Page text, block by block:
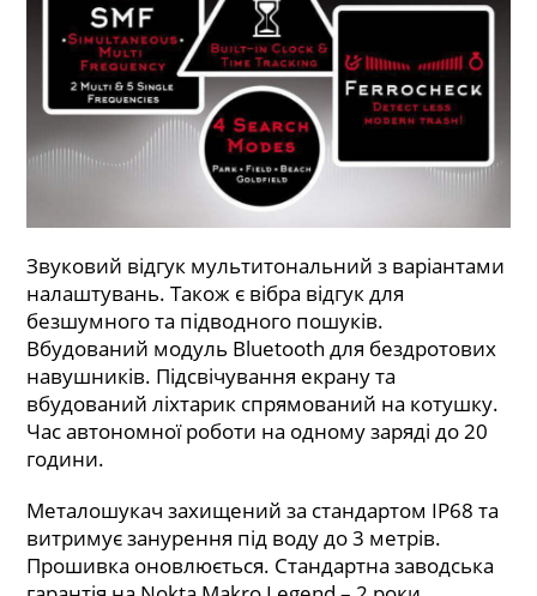
Звуковий відгук мультитональний з варіантами
налаштувань. Також є вібра відгук для
безшумного та підводного пошуків.
Вбудований модуль Bluetooth для бездротових
навушників. Підсвічування екрану та
вбудований ліхтарик спрямований на котушку.
Час автономної роботи на одному заряді до 20
години.
Металошукач захищений за стандартом IP68 та
витримує занурення під воду до 3 метрів.
Прошивка оновлюється. Стандартна заводська